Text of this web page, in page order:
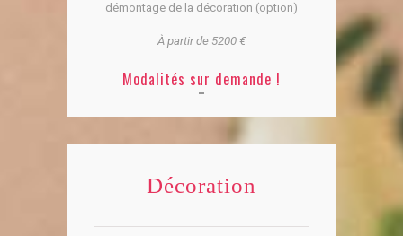
démontage de la décoration (option)
À partir de 5200 €
Modalités sur demande !
Décoration